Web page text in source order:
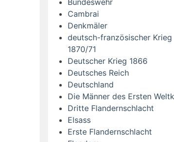
Bundeswehr
Cambrai
Denkmäler
deutsch-französischer Krieg
1870/71
Deutscher Krieg 1866
Deutsches Reich
Deutschland
Die Männer des Ersten
Dritte Flandernschlacht
Elsass
Erste Flandernschlacht